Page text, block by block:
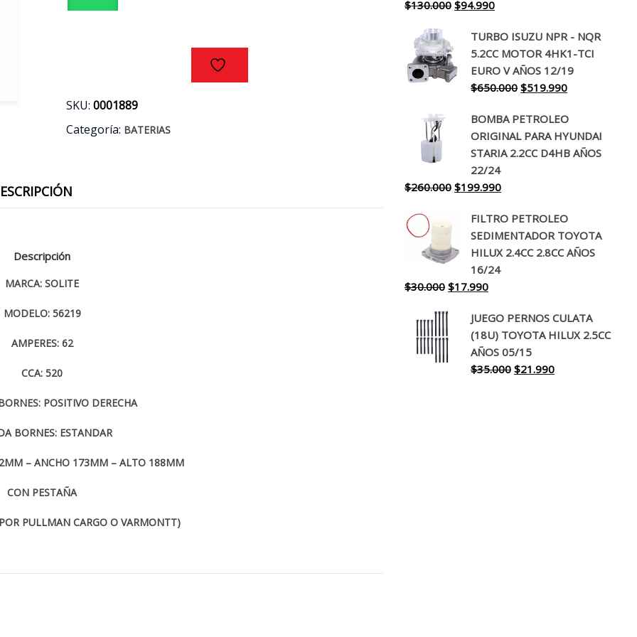
(-
SKU:0001889
Categoría: BATERIAS
Descripción
MARCA: SOLITE
MODELO: 56219
AMPERES: 62
CCA: 520
POSITIVO DERECHA
BORNES: ESTANDAR
– ANCHO 173MM – ALTO 188MM
CON PESTAÑA
PULLMAN CARGO O VARMONTT)
$130.000 El
original
era:
$130.000.
$94.990El
actual
es:
$94.990.
TURBO ISUZU NPR - NQR
5.2CC MOTOR 4HK1-TCI
EURO V AÑOS 12/19
$650.000 El
original
era:
$650.000.
$519.990El
actual
es:
$519.990.
BOMBA PETROLEO
ORIGINAL PARA HYUNDAI
STARIA 2.2CC D4HB AÑOS
22/24
$260.000 El
original
era:
$260.000.
$199.990El
actual
es:
$199.990.
FILTRO PETROLEO
SEDIMENTADOR TOYOTA
HILUX 2.4CC 2.8CC AÑOS
16/24
$30.000 El
original
era:
$30.000.
$17.990El
actual
es:
$17.990.
JUEGO PERNOS CULATA
(18U) TOYOTA HILUX 2.5CC
AÑOS 05/15
$35.000 El
$21.990El